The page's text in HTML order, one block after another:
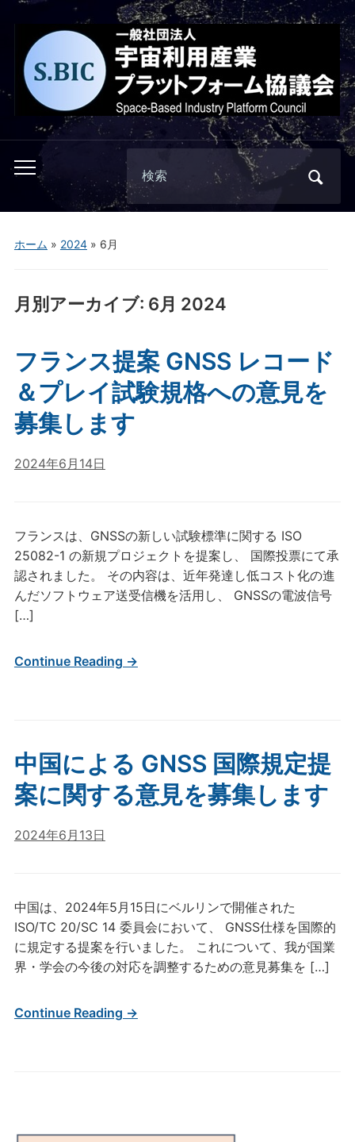
Toggle
mobile
menu
Search
for:
ホーム » 2024» 6月
月別アーカイブ: 6月 2024
フランス提案 GNSS レコード
＆プレイ試験規格への意見を
募集します
2024年6月14日
フランスは、GNSSの新しい試験標準に関する ISO
25082-1 の新規プロジェクトを提案し、 国際投票にて承
認されました。 その内容は、近年発達し低コスト化の進
んだソフトウェア送受信機を活用し、 GNSSの電波信号
[…]
Continue Reading →
中国による GNSS 国際規定提
案に関する意見を募集します
2024年6月13日
中国は、2024年5月15日にベルリンで開催された
ISO/TC 20/SC 14 委員会において、 GNSS仕様を国際的
に規定する提案を行いました。 これについて、我が国業
界・学会の今後の対応を調整するための意見募集を […]
Continue Reading →